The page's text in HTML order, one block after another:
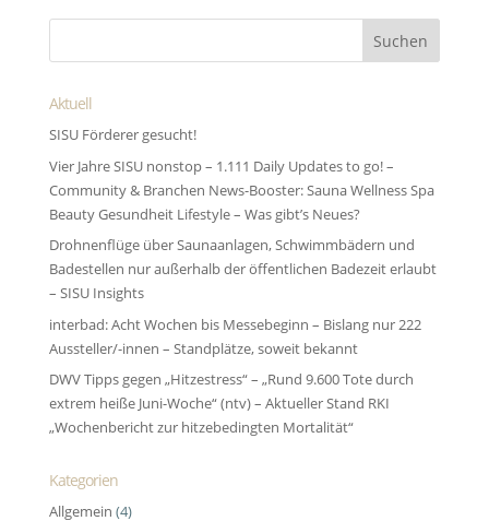
Aktuell
SISU Förderer gesucht!
Vier Jahre SISU nonstop – 1.111 Daily Updates to go! –
Community & Branchen News-Booster: Sauna Wellness Spa
Beauty Gesundheit Lifestyle – Was gibt’s Neues?
Drohnenflüge über Saunaanlagen, Schwimmbädern und
Badestellen nur außerhalb der öffentlichen Badezeit erlaubt
– SISU Insights
interbad: Acht Wochen bis Messebeginn – Bislang nur 222
Aussteller/-innen – Standplätze, soweit bekannt
DWV Tipps gegen „Hitzestress“ – „Rund 9.600 Tote durch
extrem heiße Juni-Woche“ (ntv) – Aktueller Stand RKI
„Wochenbericht zur hitze­bedingten Morta­lität“
Kategorien
Allgemein (4)